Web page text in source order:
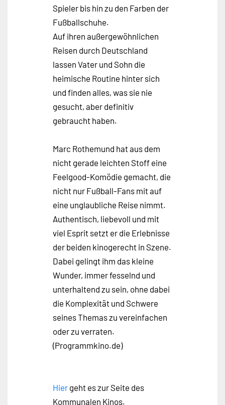
Spieler bis hin zu den Farben der
Fußballschuhe.
Auf ihren außergewöhnlichen
Reisen durch Deutschland
lassen Vater und Sohn die
heimische Routine hinter sich
und finden alles, was sie nie
gesucht, aber definitiv
gebraucht haben.
Marc Rothemund hat aus dem
nicht gerade leichten Stoff eine
Feelgood-Komödie gemacht, die
nicht nur Fußball-Fans mit auf
eine unglaubliche Reise nimmt.
Authentisch, liebevoll und mit
viel Esprit setzt er die Erlebnisse
der beiden kinogerecht in Szene.
Dabei gelingt ihm das kleine
Wunder, immer fesselnd und
unterhaltend zu sein, ohne dabei
die Komplexität und Schwere
seines Themas zu vereinfachen
oder zu verraten.
(Programmkino.de)
Hier geht es zur Seite des
Kommunalen Kinos.